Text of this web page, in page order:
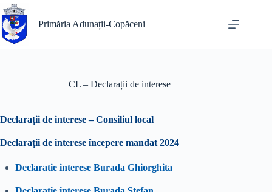
Sari
la
conținut
Primăria Adunații-Copăceni
CL – Declarații de interese
Declarații de interese – Consiliul local
Declarații de interese începere mandat 2024
Declaratie interese Burada Ghiorghita